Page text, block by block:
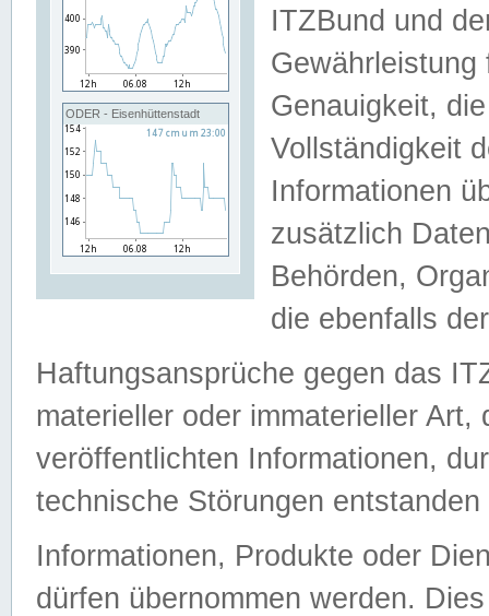
ODER - Eisenhüttenstadt
ITZBund und
Genauigkeit,
Vollständigkeit
Informationen
zusätzlich
Behörden,
die ebenfalls
Haftungsansprüche gegen das
materieller oder immaterieller
veröffentlichten Informationen,
technische Störungen
Informationen, Produkte oder
dürfen übernommen werden.